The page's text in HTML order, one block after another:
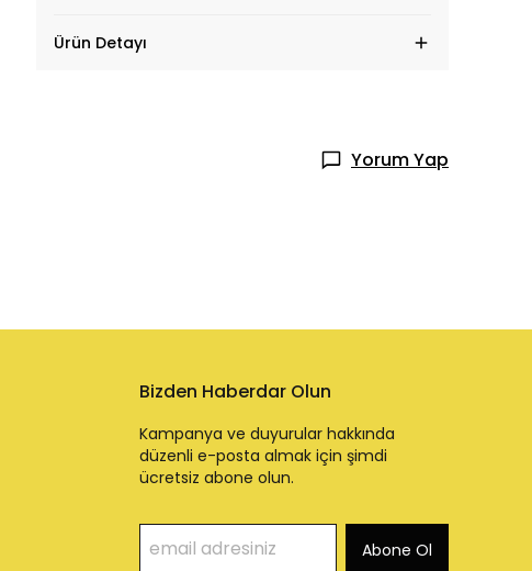
Ürün Detayı
Yorum Yap
Bizden Haberdar Olun
Kampanya ve duyurular hakkında
düzenli e-posta almak için şimdi
ücretsiz abone olun.
Abone Ol